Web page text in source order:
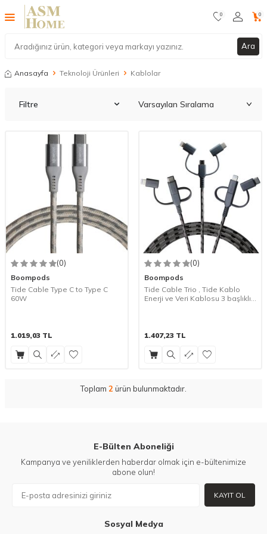
Ara
0 0
Anasayfa Teknoloji Ürünleri Kablolar
Filtre
(0)
Boompods
Tide Cable Type C to Type C
60W
1.019,03 TL
(0)
Boompods
Tide Cable Trio , Tide Kablo
Enerji ve Veri Kablosu 3 başlıklı
1.407,23 TL
Toplam 2 ürün bulunmaktadır.
E-Bülten Aboneliği
Kampanya ve yeniliklerden haberdar olmak için e-bültenimize
abone olun!
KAYIT OL
Sosyal Medya